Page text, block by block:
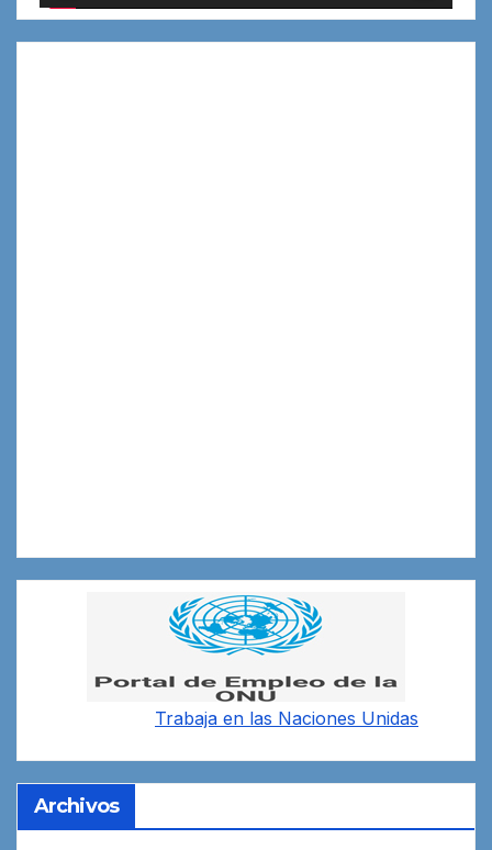
Trabaja en las Naciones Unidas
Archivos